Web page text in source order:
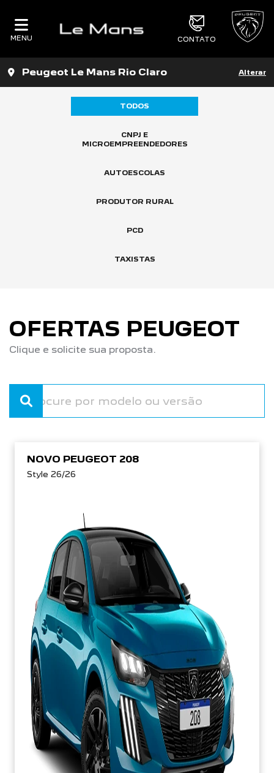
MENU CONTATO
Peugeot Le Mans Rio Claro Alterar
TODOS
CNPJ E
MICROEMPREENDEDORES
AUTOESCOLAS
PRODUTOR RURAL
PCD
TAXISTAS
OFERTAS PEUGEOT
Clique e solicite sua proposta.
NOVO PEUGEOT 208
Style 26/26